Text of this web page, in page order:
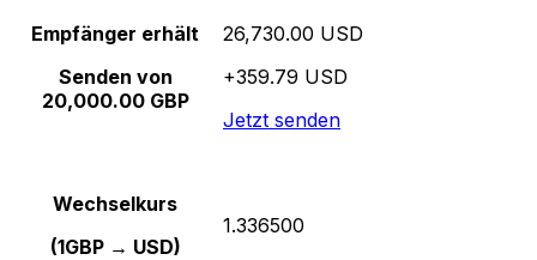
Empfänger erhält
Senden von
20,000.00 GBP
26,730.00 USD
+359.79 USD
Jetzt senden
Wechselkurs
(1GBP → USD)
1.336500